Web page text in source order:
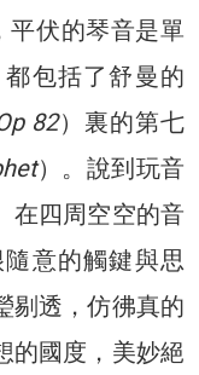
平伏的琴音是單
包括了舒曼的
82）裏的第七
）。說到玩音
在四周空空的音
意的觸鍵與思
剔透，仿彿真的
的國度，美妙絕